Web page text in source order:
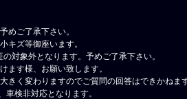
めご了承下さい。
キズ等御座います。
対象外となります。予めご了承下さい。
ます様、お願い致します。
きく変わりますのでご質問の回答はできかねま
検非対応となります。